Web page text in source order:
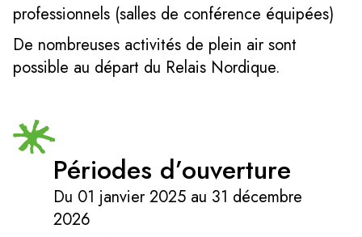
professionnels (salles de conférence équipées)
De nombreuses activités de plein air sont
possible au départ du Relais Nordique.
Périodes d’ouverture
Du 01 janvier 2025 au 31 décembre
2026